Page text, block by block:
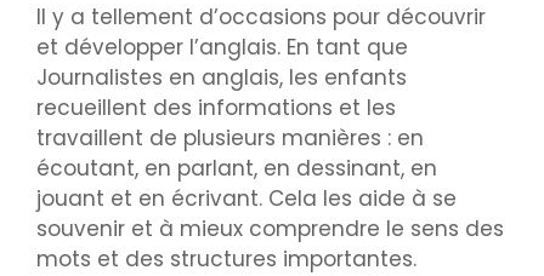
Il y a tellement d’occasions pour découvrir
et développer l’anglais. En tant que
Journalistes en anglais, les enfants
recueillent des informations et les
travaillent de plusieurs manières : en
écoutant, en parlant, en dessinant, en
jouant et en écrivant. Cela les aide à se
souvenir et à mieux comprendre le sens des
mots et des structures importantes.